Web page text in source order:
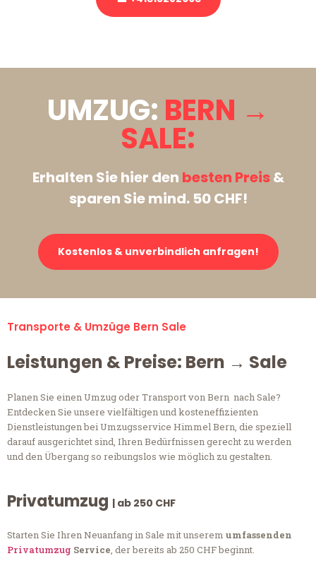
UMZUG: BERN →
SALE:
Erhalten Sie hier den besten Preis&
sparen Sie mind. 50 CHF!
Kostenlos & unverbindlich anfragen!
Transporte & Umzüge Bern Sale
Leistungen & Preise: Bern → Sale
Planen Sie einen Umzug oder Transport von Bern nach Sale?
Entdecken Sie unsere vielfältigen und kosteneffizienten
Dienstleistungen bei Umzugsservice Himmel Bern, die speziell
darauf ausgerichtet sind, Ihren Bedürfnissen gerecht zu werden
und den Übergang so reibungslos wie möglich zu gestalten.
Privatumzug | ab 250 CHF
Starten Sie Ihren Neuanfang in Sale mit unserem umfassenden
Privatumzug Service, der bereits ab 250 CHF beginnt.